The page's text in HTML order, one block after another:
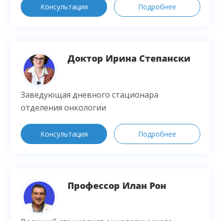
Консультация Подробнее
Доктор Ирина Степански
Заведующая дневного стационара
отделения онкологии
Консультация Подробнее
Профессор Илан Рон